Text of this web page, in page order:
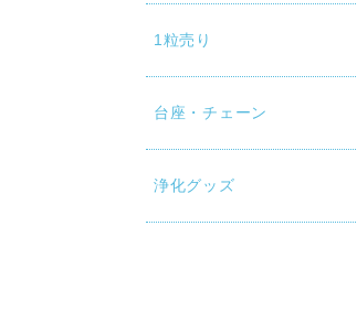
1粒売り
台座・チェーン
浄化グッズ